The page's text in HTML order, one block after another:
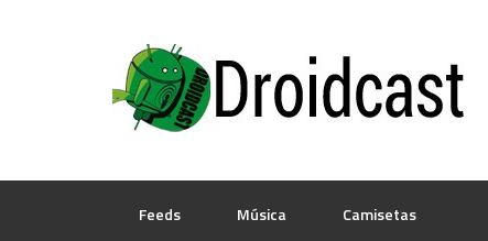
Feeds Música Camisetas